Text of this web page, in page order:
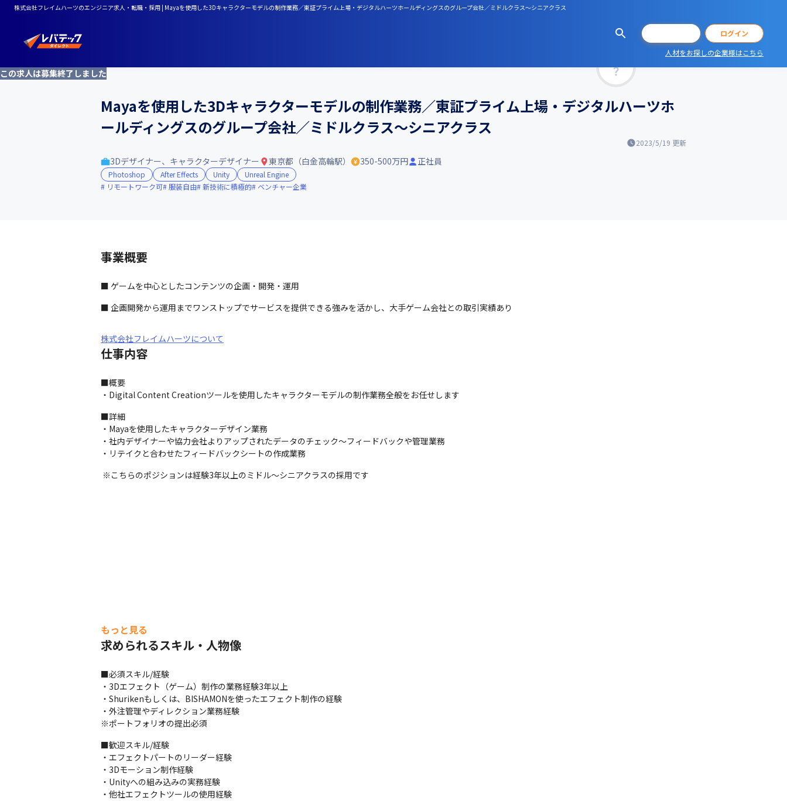
株式会社フレイムハーツのエンジニア求人・転職・採用 | Mayaを使用した3Dキャラクターモデルの制作業務／東証プライム上場・デジタルハーツホールディングスのグループ会社／ミドルクラス～シニアクラス
ログイン
人材をお探しの企業様はこちら
この求人は募集終了しました
Mayaを使用した3Dキャラクターモデルの制作業務／東証プライム上場・デジタルハーツホ
ールディングスのグループ会社／ミドルクラス～シニアクラス
2023/5/19 更新
3Dデザイナー、キャラクターデザイナー 東京都（白金高輪駅） 350-500万円 正社員
Photoshop After Effects Unity
Unreal Engine
リモートワーク可 服装自由 新技術に積極的 ベンチャー企業
事業概要
■ ゲームを中心としたコンテンツの企画・開発・運用
■ 企画開発から運用までワンストップでサービスを提供できる強みを活かし、大手ゲーム会社との取引実績あり
株式会社フレイムハーツについて
仕事内容
■概要
・Digital Content Creationツールを使用したキャラクターモデルの制作業務全般をお任せします
■詳細
・Mayaを使用したキャラクターデザイン業務
・社内デザイナーや協力会社よりアップされたデータのチェック～フィードバックや管理業務
・リテイクと合わせたフィードバックシートの作成業務
※こちらのポジションは経験3年以上のミドル～シニアクラスの採用です
もっと見る
求められるスキル・人物像
■必須スキル/経験
・3Dエフェクト（ゲーム）制作の業務経験3年以上
・Shurikenもしくは、BISHAMONを使ったエフェクト制作の経験
・外注管理やディレクション業務経験
※ポートフォリオの提出必須
■歓迎スキル/経験
・エフェクトパートのリーダー経験
・3Dモーション制作経験
・Unityへの組み込みの実務経験
・他社エフェクトツールの使用経験